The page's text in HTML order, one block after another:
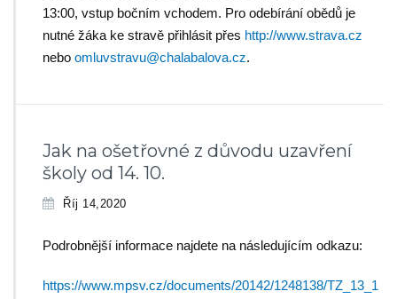
13:00, vstup bočním vchodem. Pro odebírání obědů je
nutné žáka ke stravě přihlásit přes http://www.strava.cz
nebo omluvstravu@chalabalova.cz.
Jak na ošetřovné z důvodu uzavření
školy od 14. 10.
Říj 14,2020
Podrobnější informace najdete na následujícím odkazu:
https://www.mpsv.cz/documents/20142/1248138/TZ_13_1